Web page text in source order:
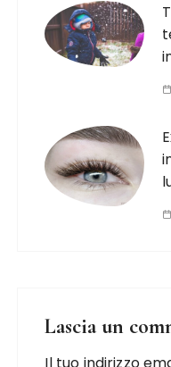
Lascia un
Il tuo indirizzo